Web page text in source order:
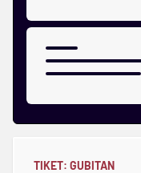
TIKET: GUBITAN